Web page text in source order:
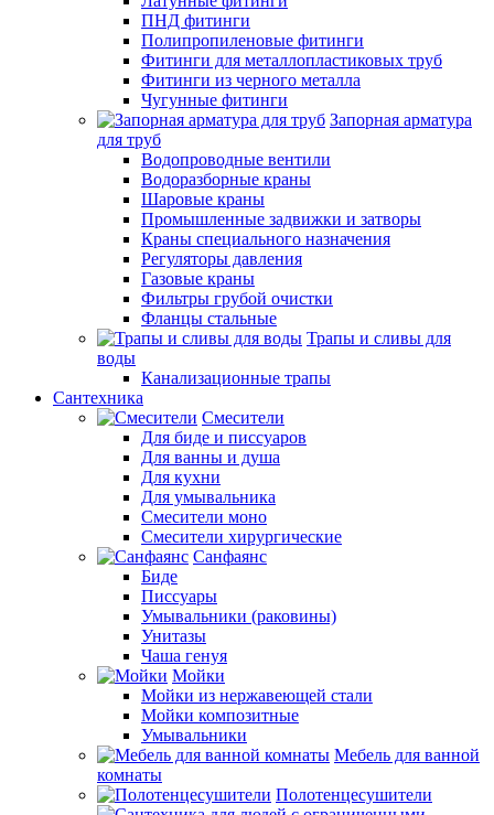
ПНД фитинги
Полипропиленовые фитинги
Фитинги для металлопластиковых труб
Фитинги из черного металла
Чугунные фитинги
Запорная арматура
для труб
Водопроводные вентили
Водоразборные краны
Шаровые краны
Промышленные задвижки и затворы
Краны специального назначения
Регуляторы давления
Газовые краны
Фильтры грубой очистки
Фланцы стальные
Трапы и сливы для
воды
Канализационные трапы
Сантехника
Смесители
Для биде и писсуаров
Для ванны и душа
Для кухни
Для умывальника
Смесители моно
Смесители хирургические
Санфаянс
Биде
Писсуары
Умывальники (раковины)
Унитазы
Чаша генуя
Мойки
Мойки из нержавеющей стали
Мойки композитные
Умывальники
Мебель для ванной
комнаты
Полотенцесушители